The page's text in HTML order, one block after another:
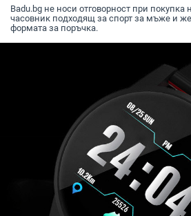
Badu.bg не носи отговорност при покупка
часовник подходящ за спорт за мъже и
формата за поръчка.